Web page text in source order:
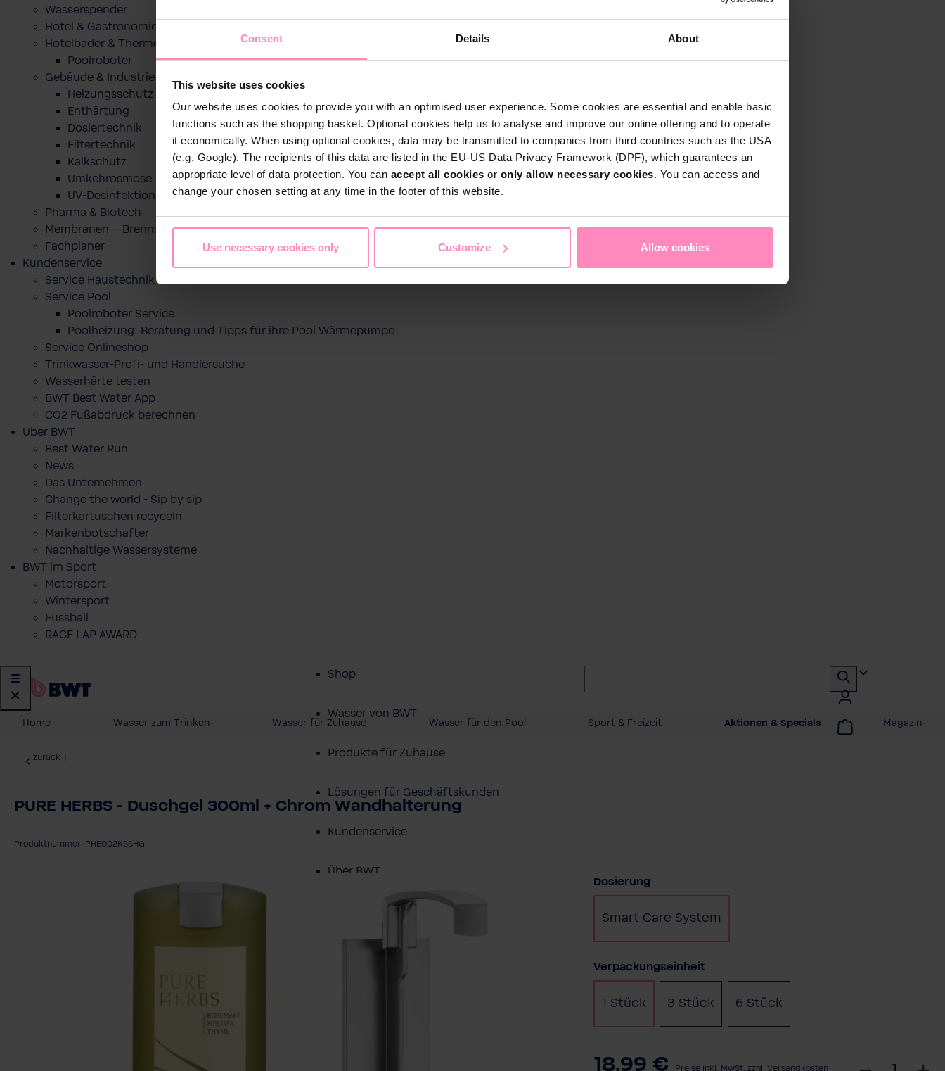
Consent Details About
This website uses cookies
Our website uses cookies to provide you with an optimised user experience. Some cookies are essential and enable basic
functions such as the shopping basket. Optional cookies help us to analyse and improve our online offering and to operate
it economically. When using optional cookies, data may be transmitted to companies from third countries such as the USA
(e.g. Google). The recipients of this data are listed in the EU-US Data Privacy Framework (DPF), which guarantees an
appropriate level of data protection. You can accept all cookies or only allow necessary cookies. You can access and
change your chosen setting at any time in the footer of this website.
Use necessary cookies only Customize Allow cookies
Wasserspender
Hotel & Gastronomie
Hotelbäder & Thermen
Poolroboter
Gebäude & Industrie
Heizungsschutz
Enthärtung
Dosiertechnik
Filtertechnik
Kalkschutz
Umkehrosmose
UV-Desinfektion
Pharma & Biotech
Membranen – Brennstoffzelle
Fachplaner
Kundenservice
Service Haustechnik
Service Pool
Poolroboter Service
Poolheizung: Beratung und Tipps für ihre Pool Wärmepumpe
Service Onlineshop
Trinkwasser-Profi- und Händlersuche
Wasserhärte testen
BWT Best Water App
CO2 Fußabdruck berechnen
Über BWT
Best Water Run
News
Das Unternehmen
Change the world - Sip by sip
Filterkartuschen recyceln
Markenbotschafter
Nachhaltige Wassersysteme
BWT im Sport
Motorsport
Wintersport
Fussball
RACE LAP AWARD
Shop
Wasser von BWT
Produkte für Zuhause
Lösungen für Geschäftskunden
Kundenservice
Über BWT
Home Wasser zum Trinken Wasser für Zuhause Wasser für den Pool Sport & Freizeit Aktionen & Specials Magazin
zurück
PURE HERBS - Duschgel 300ml + Chrom Wandhalterung
Produktnummer: PHE002KSSHG
Dosierung
Smart Care System
Verpackungseinheitauswählen
1 Stück 3 Stück 6 Stück
18,99 € Preise inkl. MwSt. zzgl. Versandkosten W